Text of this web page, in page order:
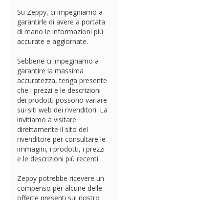
Su Zeppy, ci impegniamo a
garantirle di avere a portata
di mano le informazioni più
accurate e aggiornate.
Sebbene ci impegniamo a
garantire la massima
accuratezza, tenga presente
che i prezzi e le descrizioni
dei prodotti possono variare
sui siti web dei rivenditori. La
invitiamo a visitare
direttamente il sito del
rivenditore per consultare le
immagini, i prodotti, i prezzi
e le descrizioni più recenti.
Zeppy potrebbe ricevere un
compenso per alcune delle
offerte presenti sul nostro